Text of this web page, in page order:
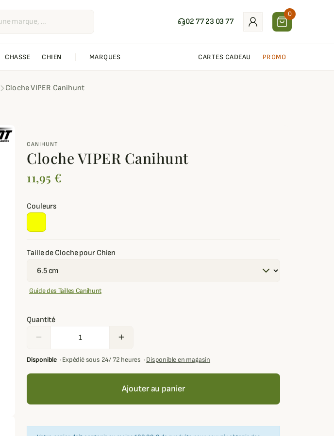
02 77 23 03 77
0
CHASSE CHIEN MARQUES CARTES CADEAU PROMO
Cloche VIPER Canihunt
CANIHUNT
Cloche VIPER Canihunt
11,95 €
Couleurs
Taille de Cloche pour Chien
Guide des Tailles Canihunt
Quantité
remove add
Disponible ·Expédié sous 24/ 72 heures ·Disponible en magasin
Ajouter au panier